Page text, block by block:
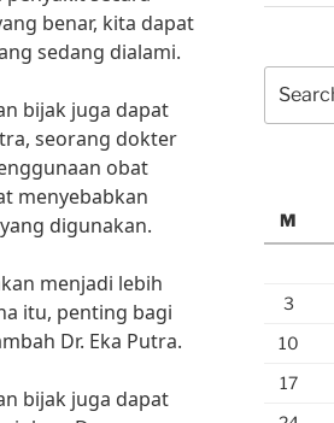
benar, kita dapat
sedang dialami.
bijak juga dapat
seorang dokter
obat
menyebabkan
digunakan.
menjadi lebih
itu, penting bagi
Dr. Eka Putra.
bijak juga dapat
for:
M
3
10
17